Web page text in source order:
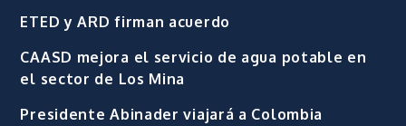
ETED y ARD firman acuerdo
CAASD mejora el servicio de agua potable en
el sector de Los Mina
Presidente Abinader viajará a Colombia